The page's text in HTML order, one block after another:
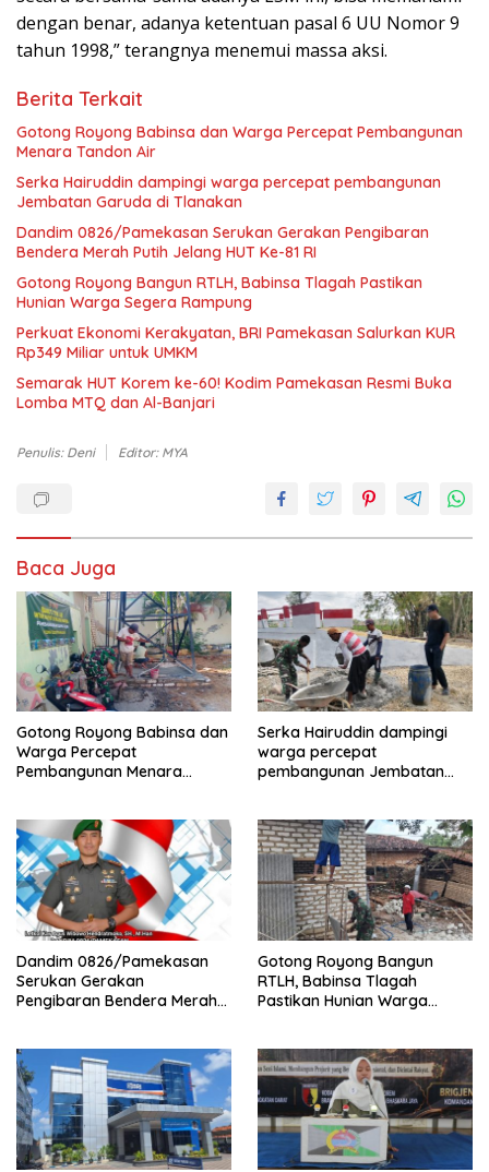
dengan benar, adanya ketentuan pasal 6 UU Nomor 9
tahun 1998,” terangnya menemui massa aksi.
Berita Terkait
Gotong Royong Babinsa dan Warga Percepat Pembangunan
Menara Tandon Air
Serka Hairuddin dampingi warga percepat pembangunan
Jembatan Garuda di Tlanakan
Dandim 0826/Pamekasan Serukan Gerakan Pengibaran
Bendera Merah Putih Jelang HUT Ke-81 RI
Gotong Royong Bangun RTLH, Babinsa Tlagah Pastikan
Hunian Warga Segera Rampung
Perkuat Ekonomi Kerakyatan, BRI Pamekasan Salurkan KUR
Rp349 Miliar untuk UMKM
Semarak HUT Korem ke-60! Kodim Pamekasan Resmi Buka
Lomba MTQ dan Al-Banjari
Penulis: Deni Editor: MYA
Baca Juga
Gotong Royong Babinsa dan
Warga Percepat
Pembangunan Menara
Serka Hairuddin dampingi
warga percepat
pembangunan Jembatan
Dandim 0826/Pamekasan
Serukan Gerakan
Pengibaran Bendera Merah
Gotong Royong Bangun
RTLH, Babinsa Tlagah
Pastikan Hunian Warga